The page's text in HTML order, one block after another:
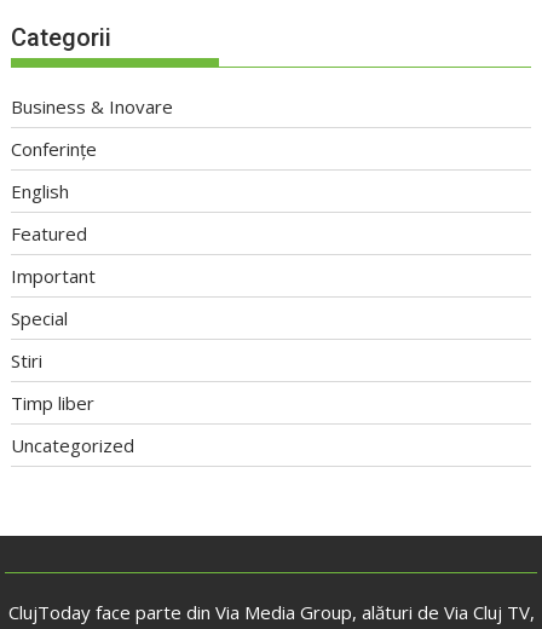
Categorii
Business & Inovare
Conferințe
English
Featured
Important
Special
Stiri
Timp liber
Uncategorized
ClujToday face parte din Via Media Group, alături de Via Cluj TV,